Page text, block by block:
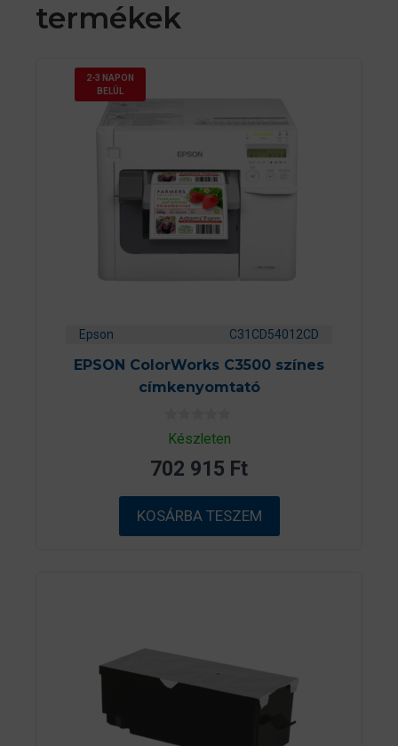
termékek
2-3 NAPON
BELÜL
Epson C31CD54012CD
EPSON ColorWorks C3500 színes
címkenyomtató
0
a
5
b
ő
l
Készleten
702 915 Ft
KOSÁRBA TESZEM